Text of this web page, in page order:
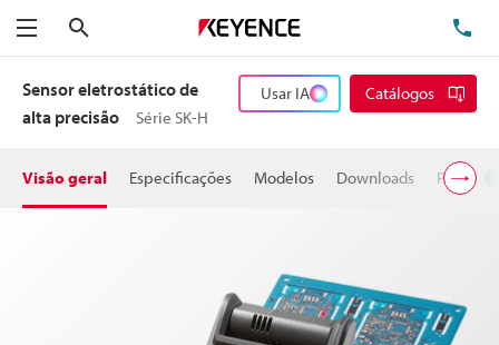
Menu
Sensor eletrostático de
alta precisão
Série SK-H
Usar IA Catálogos
Visão geral Especificações Modelos Downloads Preço